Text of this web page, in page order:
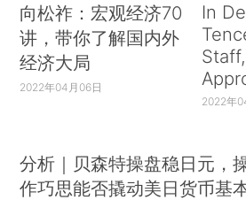
向松祚：宏观经济70
讲，带你了解国内外
经济大局
2022年04月06日
In
2022年
分析｜贝森特操盘稳日元，
作巧思能否撬动美日货币基